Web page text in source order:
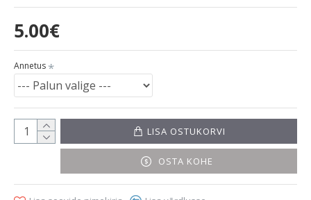
5.00€
Annetus
LISA OSTUKORVI
OSTA KOHE